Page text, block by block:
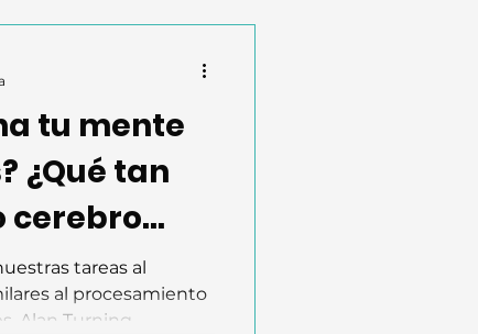
tu mente
¿Qué tan
cerebro
una
tareas al
al procesamiento
Alan Turning